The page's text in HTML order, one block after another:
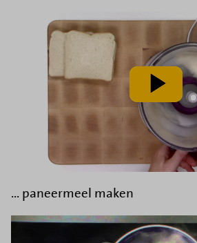
video
af
... paneermeel maken